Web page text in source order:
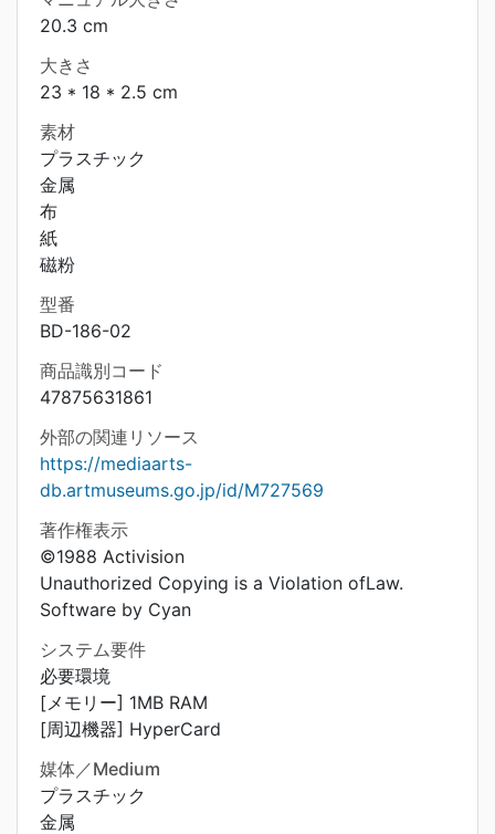
20.3 cm
大きさ
23 * 18 * 2.5 cm
素材
プラスチック
金属
布
紙
磁粉
型番
BD-186-02
商品識別コード
47875631861
外部の関連リソース
https://mediaarts-
db.artmuseums.go.jp/id/M727569
著作権表示
©1988 Activision
Unauthorized Copying is a Violation ofLaw.
Software by Cyan
システム要件
必要環境
[メモリー] 1MB RAM
[周辺機器] HyperCard
媒体／Medium
プラスチック
金属